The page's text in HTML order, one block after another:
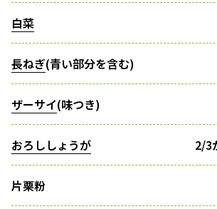
白菜
長ねぎ(青い部分を含む)
ザーサイ(味つき)
おろししょうが 2/3
片栗粉